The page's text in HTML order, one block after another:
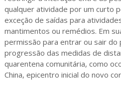
qualquer atividade por um curto
exceção de saídas para
mantimentos ou remédios. Em
permissão para entrar ou sair do
progressão das medidas de
quarentena comunitária, como
China, epicentro inicial do novo